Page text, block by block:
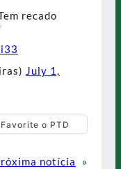
recado
July 1,
Favorite o PTD
notícia
»